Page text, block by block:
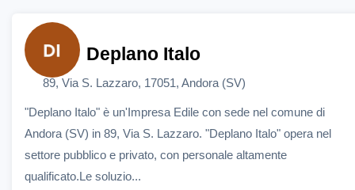
Deplano Italo
89, Via S. Lazzaro, 17051, Andora (SV)
"Deplano Italo" è un'Impresa Edile con sede nel comune di
Andora (SV) in 89, Via S. Lazzaro. "Deplano Italo" opera nel
settore pubblico e privato, con personale altamente
qualificato.Le soluzio...